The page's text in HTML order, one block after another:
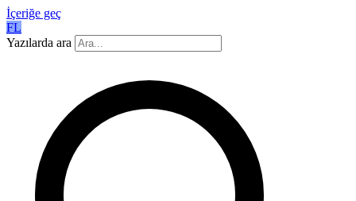
İçeriğe geç
FL
Yazılarda ara